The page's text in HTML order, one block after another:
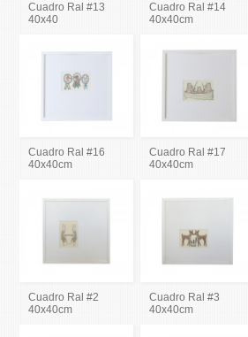
Cuadro Ral #13
40x40
Cuadro Ral #14
40x40cm
Cuadro Ral #16
40x40cm
Cuadro Ral #17
40x40cm
Cuadro Ral #2
40x40cm
Cuadro Ral #3
40x40cm